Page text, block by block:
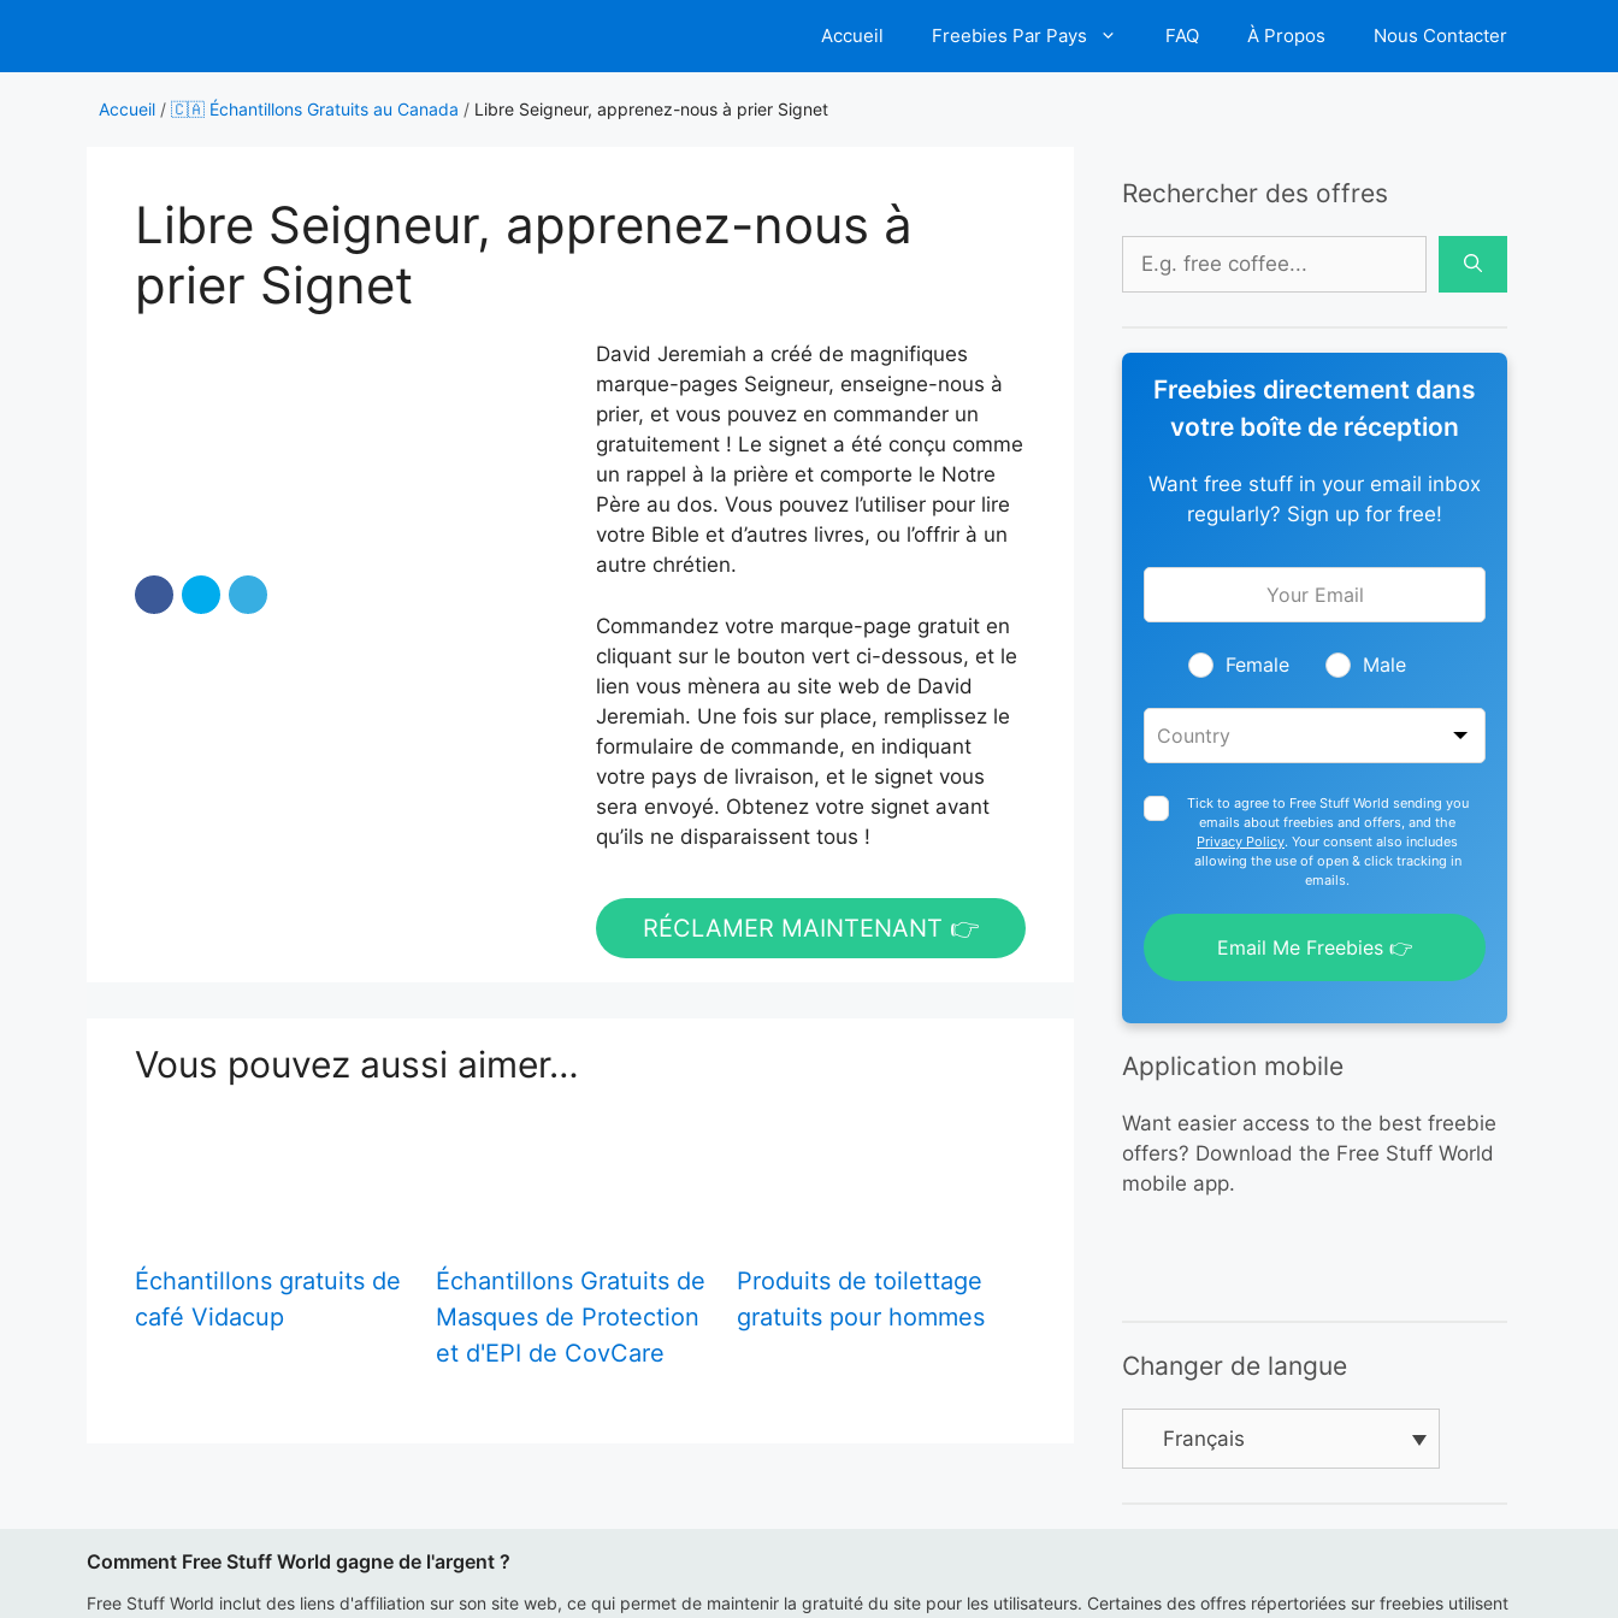
contenu
Accueil Freebies Par Pays FAQ À Propos Nous Contacter
Accueil / 🇨🇦 Échantillons Gratuits au Canada / Libre Seigneur, apprenez-nous à prier Signet
Libre Seigneur, apprenez-nous à
prier Signet
David Jeremiah a créé de magnifiques
marque-pages Seigneur, enseigne-nous à
prier, et vous pouvez en commander un
gratuitement ! Le signet a été conçu comme
un rappel à la prière et comporte le Notre
Père au dos. Vous pouvez l’utiliser pour lire
votre Bible et d’autres livres, ou l’offrir à un
autre chrétien.
Commandez votre marque-page gratuit en
cliquant sur le bouton vert ci-dessous, et le
lien vous mènera au site web de David
Jeremiah. Une fois sur place, remplissez le
formulaire de commande, en indiquant
votre pays de livraison, et le signet vous
sera envoyé. Obtenez votre signet avant
qu’ils ne disparaissent tous !
RÉCLAMER MAINTENANT 👉
Vous pouvez aussi aimer…
Échantillons gratuits de
café Vidacup
Échantillons Gratuits de
Masques de Protection
et d'EPI de CovCare
Produits de toilettage
gratuits pour hommes
Rechercher des offres
Rechercher :
Freebies directement dans
votre boîte de réception
Want free stuff in your email inbox
regularly? Sign up for free!
Leave
blank
Female Male
Tick to agree to Free Stuff World sending you
emails about freebies and offers, and the
Privacy Policy. Your consent also includes
allowing the use of open & click tracking in
emails.
Email Me Freebies 👉
Application mobile
Want easier access to the best freebie
offers? Download the Free Stuff World
mobile app.
Changer de langue
Français
Comment Free Stuff World gagne de l'argent ?
Free Stuff World inclut des liens d'affiliation sur son site web, ce qui permet de maintenir la gratuité du site pour les utilisateurs. Certaines des offres répertoriées sur freebies utilisent